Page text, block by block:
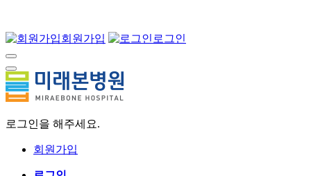
회원가입 로그인
로그인을 해주세요.
회원가입